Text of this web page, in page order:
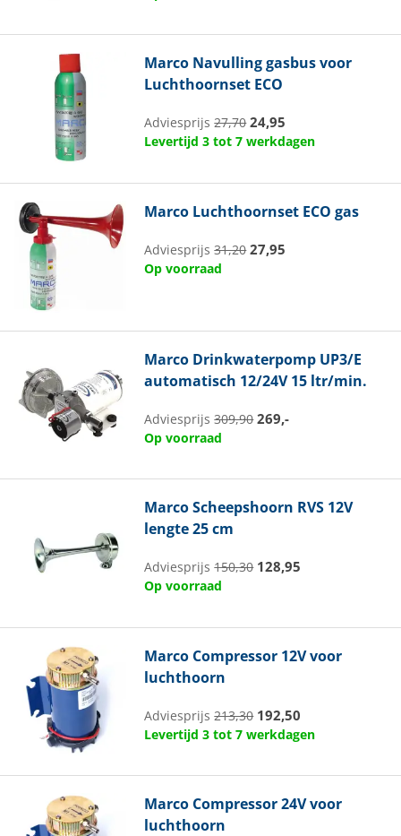
Marco Navulling gasbus voor
Luchthoornset ECO
Adviesprijs27,70 24,95
Levertijd 3 tot 7 werkdagen
Marco Luchthoornset ECO gas
Adviesprijs31,20 27,95
Op voorraad
Marco Drinkwaterpomp UP3/E
automatisch 12/24V 15 ltr/min.
Adviesprijs309,90 269,-
Op voorraad
MarcoScheepshoorn RVS 12V
lengte 25 cm
Adviesprijs150,30 128,95
Op voorraad
Marco Compressor 12V voor
luchthoorn
Adviesprijs213,30 192,50
Levertijd 3 tot 7 werkdagen
Marco Compressor 24V voor
luchthoorn